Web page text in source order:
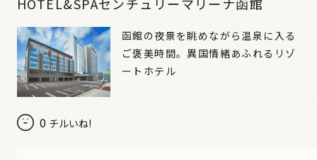
0 チルいね!
函館の夜景を眺めながら温泉に入る
ご褒美時間。異国情緒あふれるリゾ
ートホテル